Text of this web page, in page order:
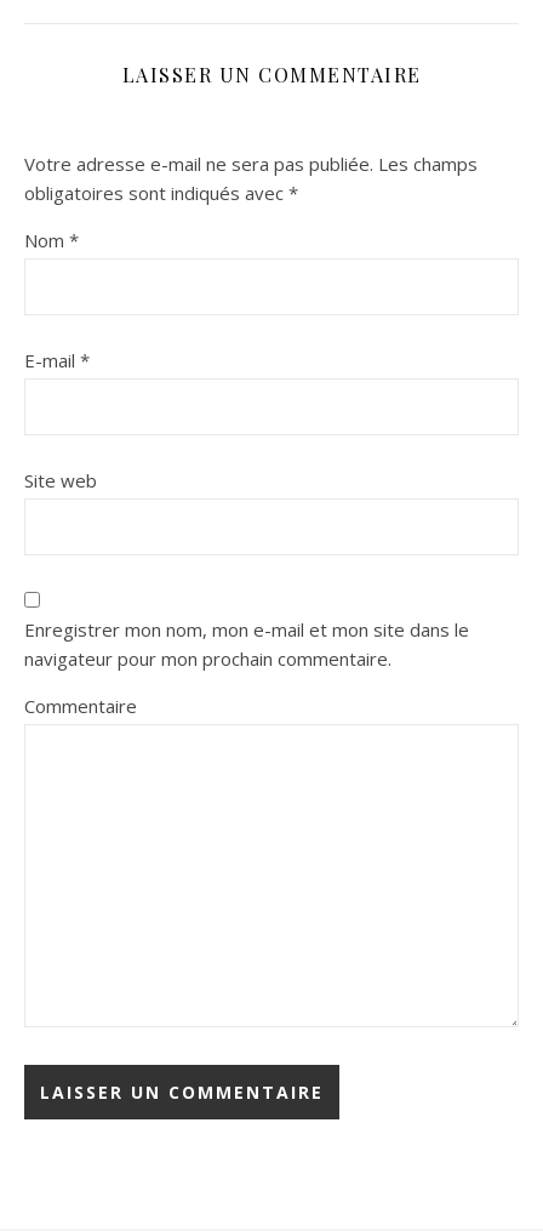
LAISSER UN COMMENTAIRE
Votre adresse e-mail ne sera pas publiée. Les champs
obligatoires sont indiqués avec *
Nom *
E-mail *
Site web
Enregistrer mon nom, mon e-mail et mon site dans le
navigateur pour mon prochain commentaire.
Commentaire